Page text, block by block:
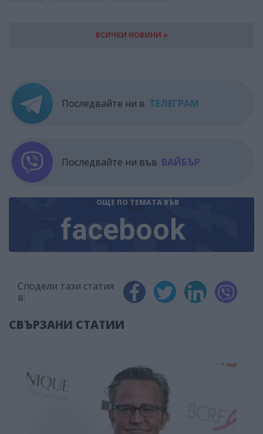
ВСИЧКИ НОВИНИ »
Последвайте ни в ТЕЛЕГРАМ
Последвайте ни във ВАЙБЪР
ОЩЕ ПО ТЕМАТА ВЪВ
facebook
Сподели тази статия
в:
СВЪРЗАНИ СТАТИИ